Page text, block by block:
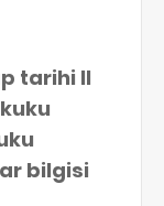
tarihi II
bilgisi